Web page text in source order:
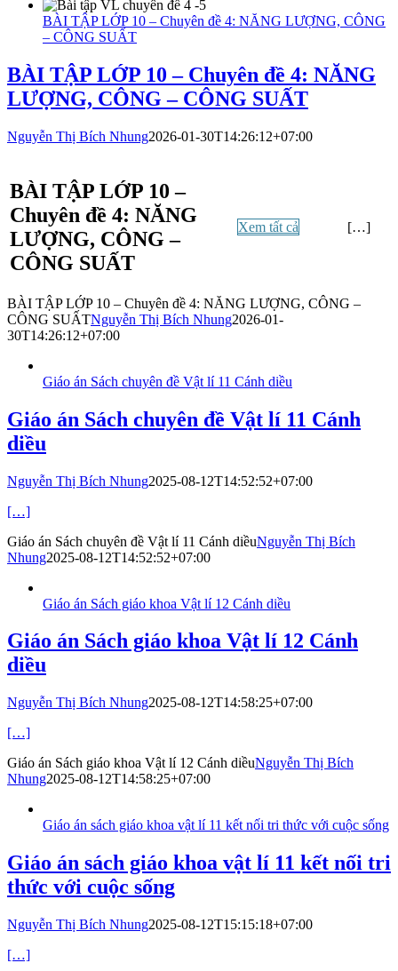
BÀI TẬP LỚP 10 – Chuyên đề 4: NĂNG LƯỢNG, CÔNG
– CÔNG SUẤT
BÀI TẬP LỚP 10 – Chuyên đề 4: NĂNG
LƯỢNG, CÔNG – CÔNG SUẤT
Nguyễn Thị Bích Nhung2026-01-30T14:26:12+07:00
BÀI TẬP LỚP 10 –
Chuyên đề 4: NĂNG
LƯỢNG, CÔNG –
CÔNG SUẤT
Xem tất cả […]
BÀI TẬP LỚP 10 – Chuyên đề 4: NĂNG LƯỢNG, CÔNG –
CÔNG SUẤTNguyễn Thị Bích Nhung2026-01-
30T14:26:12+07:00
Giáo án Sách chuyên đề Vật lí 11 Cánh diều
Giáo án Sách chuyên đề Vật lí 11 Cánh
diều
Nguyễn Thị Bích Nhung2025-08-12T14:52:52+07:00
[…]
Giáo án Sách chuyên đề Vật lí 11 Cánh diềuNguyễn Thị Bích
Nhung2025-08-12T14:52:52+07:00
Giáo án Sách giáo khoa Vật lí 12 Cánh diều
Giáo án Sách giáo khoa Vật lí 12 Cánh
diều
Nguyễn Thị Bích Nhung2025-08-12T14:58:25+07:00
[…]
Giáo án Sách giáo khoa Vật lí 12 Cánh diềuNguyễn Thị Bích
Nhung2025-08-12T14:58:25+07:00
Giáo án sách giáo khoa vật lí 11 kết nối tri thức với cuộc sống
Giáo án sách giáo khoa vật lí 11 kết nối tri
thức với cuộc sống
Nguyễn Thị Bích Nhung2025-08-12T15:15:18+07:00
[…]